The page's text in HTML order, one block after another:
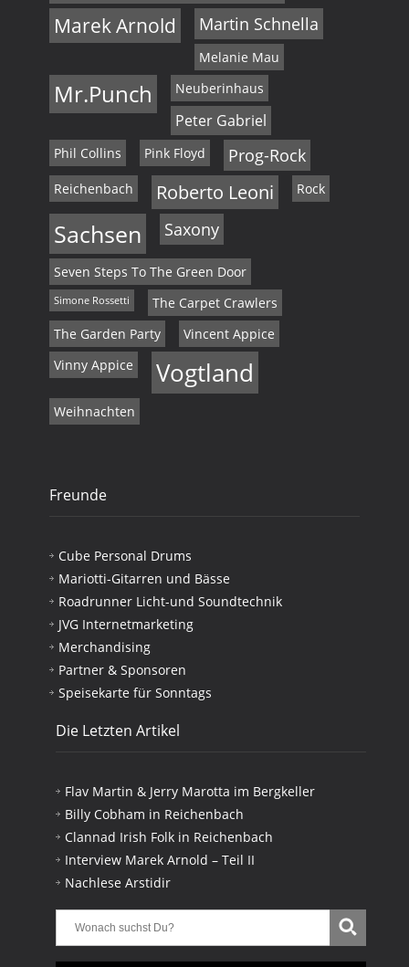
Marek Arnold Martin Schnella
Melanie Mau
Mr.Punch Neuberinhaus
Peter Gabriel
Phil Collins Pink Floyd Prog-Rock
Reichenbach Roberto Leoni Rock
Sachsen Saxony
Seven Steps To The Green Door
Simone Rossetti
The Carpet Crawlers
The Garden Party
Vincent Appice
Vinny Appice
Vogtland
Weihnachten
Freunde
Cube Personal Drums
Mariotti-Gitarren und Bässe
Roadrunner Licht-und Soundtechnik
JVG Internetmarketing
Merchandising
Partner & Sponsoren
Speisekarte für Sonntags
Die Letzten Artikel
Flav Martin & Jerry Marotta im Bergkeller
Billy Cobham in Reichenbach
Clannad Irish Folk in Reichenbach
Interview Marek Arnold – Teil II
Nachlese Arstidir